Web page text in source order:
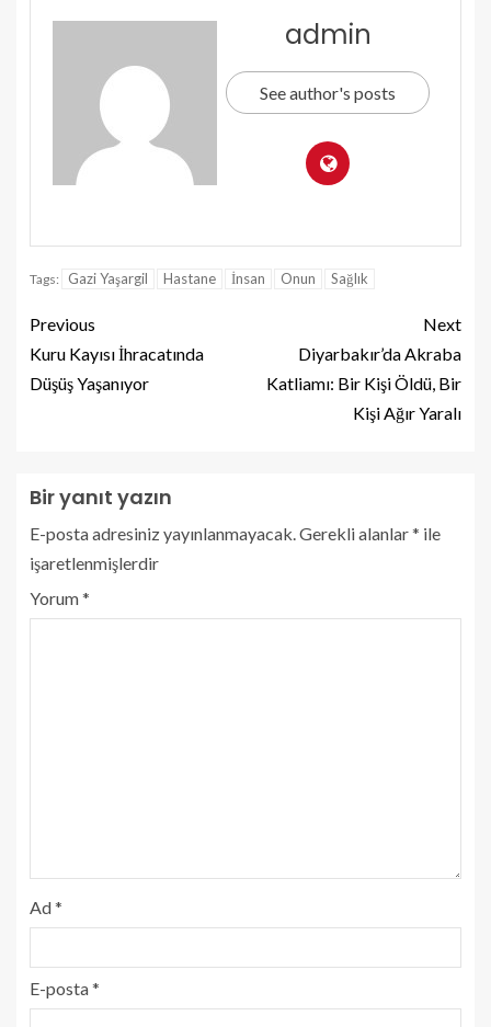
admin
See author's posts
Tags: Gazi Yaşargil Hastane İnsan Onun Sağlık
Previous
Kuru Kayısı İhracatında
Düşüş Yaşanıyor
Next
Diyarbakır’da Akraba
Katliamı: Bir Kişi Öldü, Bir
Kişi Ağır Yaralı
Bir yanıt yazın
E-posta adresiniz yayınlanmayacak. Gerekli alanlar* ile
işaretlenmişlerdir
Yorum*
Ad*
E-posta*